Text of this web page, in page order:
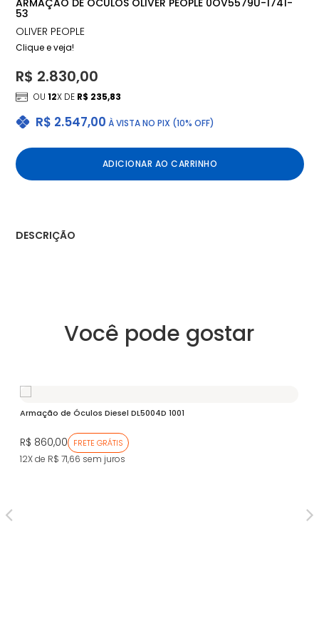
53
OLIVER PEOPLE
Clique e veja!
R$ 2.547,00 À VISTA NO PIX (10% OFF)
R$ 2.830,00
OU12X DE R$ 235,83
ADICIONAR AO CARRINHO
DESCRIÇÃO
Você pode gostar
Armação de Óculos Diesel DL5004D 1001
R$ 860,00 FRETE GRÁTIS
12X de R$ 71,66 sem juros